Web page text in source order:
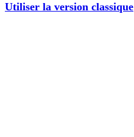
Utiliser la version classique